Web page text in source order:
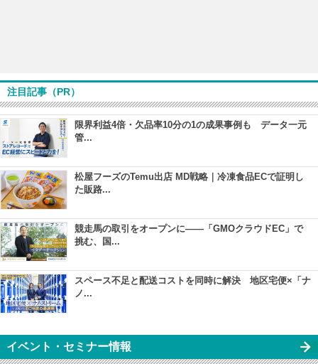
注目記事（PR）
限界利益4倍・欠品率10分の1の成果事例も データ一元
管...
松屋フーズのTemu出店 MD戦略｜冷凍食品ECで証明し
た販路...
競走馬の取引をオープンに――「GMOクラウドEC」で
挑む、国...
スペース不足と配送コストを同時に解決 地区宅便×「ナ
ノ...
イベント・セミナー情報